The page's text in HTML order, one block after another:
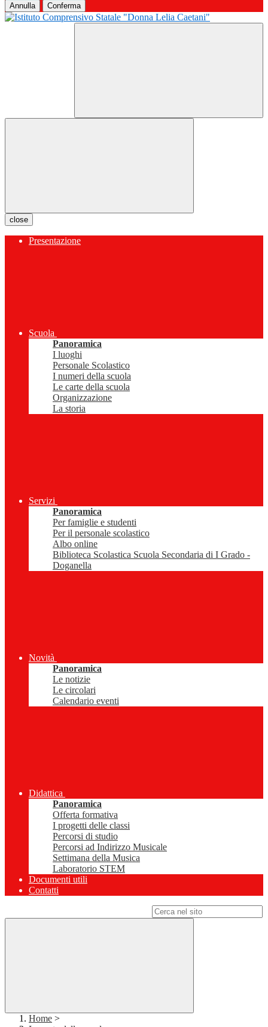
Annulla Conferma
close
Presentazione
Scuola
Panoramica
I luoghi
Personale Scolastico
I numeri della scuola
Le carte della scuola
Organizzazione
La storia
Servizi
Panoramica
Per famiglie e studenti
Per il personale scolastico
Albo online
Biblioteca Scolastica Scuola Secondaria di I Grado -
Doganella
Novità
Panoramica
Le notizie
Le circolari
Calendario eventi
Didattica
Panoramica
Offerta formativa
I progetti delle classi
Percorsi di studio
Percorsi ad Indirizzo Musicale
Settimana della Musica
Laboratorio STEM
Documenti utili
Contatti
Home >